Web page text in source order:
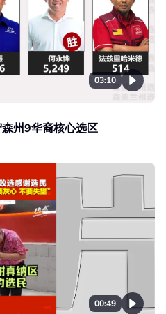
03:10
州9华裔核心选区
00:49